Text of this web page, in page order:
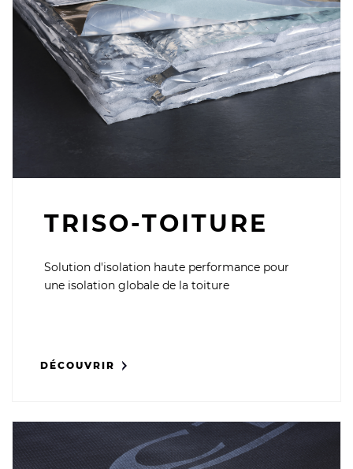
TRISO-TOITURE
Solution d'isolation haute performance pour
une isolation globale de la toiture
DÉCOUVRIR